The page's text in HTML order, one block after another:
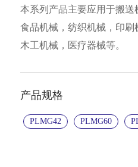
本系列产品主要应用于搬送
食品机械，纺织机械，印刷
木工机械，医疗器械等。
产品规格
PLMG42 PLMG60